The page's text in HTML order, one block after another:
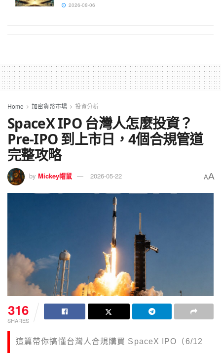
2026-08-06
Home 加密貨幣市場 投資分析
SpaceX IPO 台灣人怎麼投資？
Pre-IPO 到上市日，4個合規管道
完整攻略
by Mickey帽鼠 2026-05-22 AA
316
SHARES
這篇帶你搞懂台灣人合規購買 SpaceX IPO（6/12